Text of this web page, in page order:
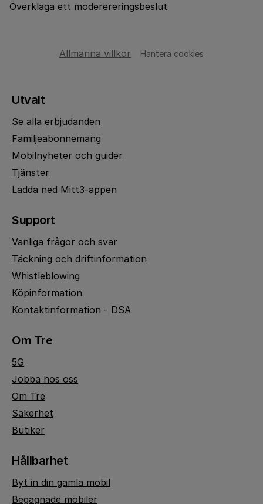
Överklaga ett moderereringsbeslut
Allmänna villkor Hantera cookies
Utvalt
Se alla erbjudanden
Familjeabonnemang
Mobilnyheter och guider
Tjänster
Ladda ned Mitt3-appen
Support
Vanliga frågor och svar
Täckning och driftinformation
Whistleblowing
Köpinformation
Kontaktinformation - DSA
Om Tre
5G
Jobba hos oss
Om Tre
Säkerhet
Butiker
Hållbarhet
Byt in din gamla mobil
Begagnade mobiler